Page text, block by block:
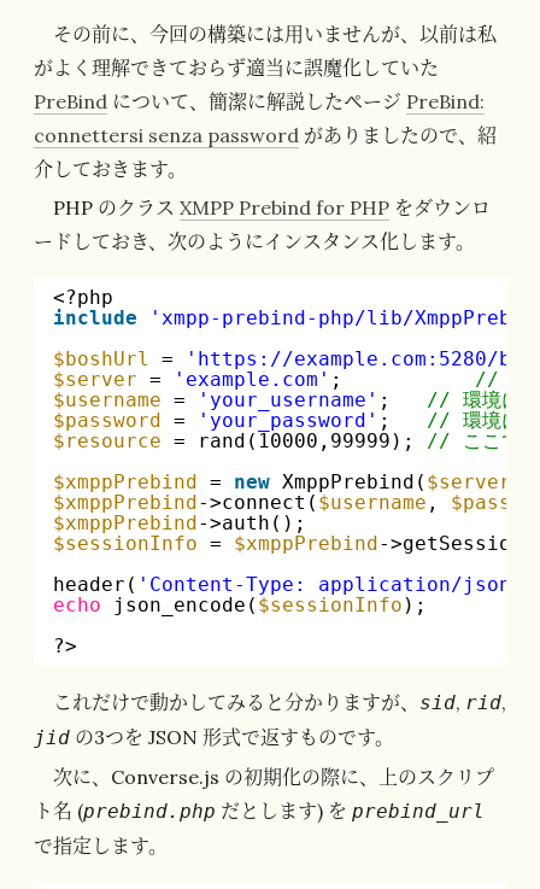
その前に、今回の構築には用いませんが、以前は私
がよく理解できておらず適当に誤魔化していた
PreBind について、簡潔に解説したページ PreBind:
connettersi senza password がありましたので、紹
介しておきます。
PHP のクラス XMPP Prebind for PHP をダウンロ
ードしておき、次のようにインスタンス化します。
<?php
include
'xmpp-prebind-php/lib/
$boshUrl
= ' https://example.com:5280/
$server = 'example.com' ; // 環
$username = 'your_username' ; // 環境に合
$password
= 'your_password' ; // 環境に合
$resource = rand(10000,99999); // ここでは
$xmppPrebind
= new XmppPrebind( $server
$xmppPrebind ->connect( $username ,
$xmppPrebind ->auth();
$sessionInfo = $xmppPrebind -
header( 'Content-Type: application/json'
echo
json_encode( $sessionInfo );
?>
これだけで動かしてみると分かりますが、 sid, rid,
jid の3つを JSON 形式で返すものです。
次に、Converse.js の初期化の際に、上のスクリプ
ト名 (prebind.php だとします) を prebind_url
で指定します。